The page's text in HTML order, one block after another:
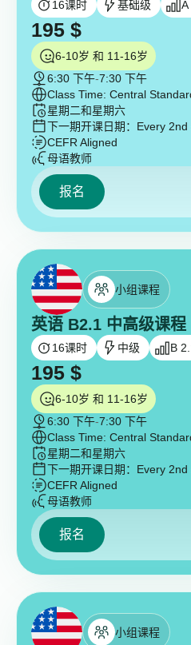
16课时 基础级 A
195 $
6-10岁 和 11-16岁
6:30 下午-7:30 下午
Class Time: Central
星期二和星期六
下一期开课日期： Every
CEFR Aligned
母语教师
报名
小组课程
英语 B2.1 中高级课程
16课时 中级 B
195 $
6-10岁 和 11-16岁
6:30 下午-7:30 下午
Class Time: Central
星期二和星期六
下一期开课日期： Every
CEFR Aligned
母语教师
报名
小组课程